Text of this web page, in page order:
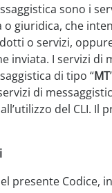
sono i
o giuridica, che
o servizi,
inviata. I servizi di
di tipo “MT
di
del CLI.
Codice, in